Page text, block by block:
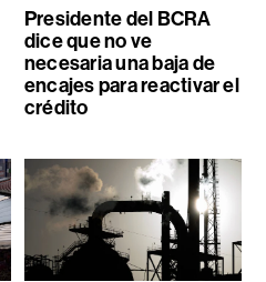
Presidente del BCRA
dice que no ve
necesaria una baja de
encajes para reactivar el
crédito